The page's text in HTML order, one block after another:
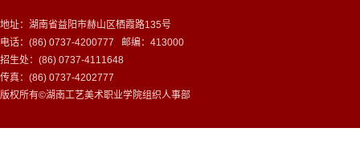
地址：湖南省益阳市赫山区栖霞路135号
电话：(86) 0737-4200777 邮编：413000
招生处：(86) 0737-4111648
传真：(86) 0737-4202777
版权所有©湖南工艺美术职业学院组织人事部